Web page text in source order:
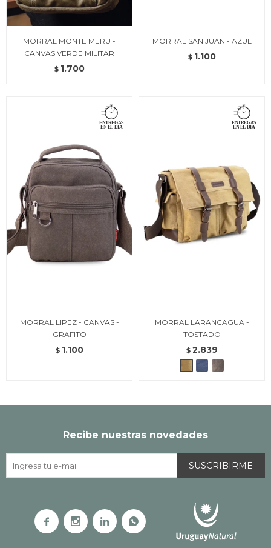
MORRAL MONTE MERU -
CANVAS VERDE MILITAR
$ 1.700
MORRAL SAN JUAN - AZUL
$ 1.100
MORRAL LIPEZ - CANVAS -
GRAFITO
$ 1.100
MORRAL LARANCAGUA -
TOSTADO
$ 2.839
Recibe nuestras novedades
SUSCRIBIRME
   